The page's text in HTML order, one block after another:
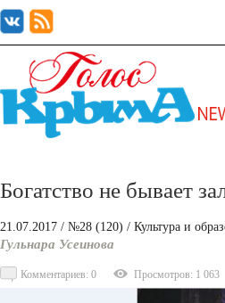
Богатство не бывает
21.07.2017 / №28 (120) / Культура и
Гульнара Усеинова
Комментариев: 0 Просмотров: 1 063